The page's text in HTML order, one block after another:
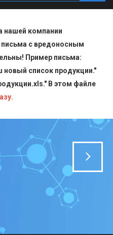
нашей компании
с вредоносным
Пример письма:
список продукции."
В этом файле